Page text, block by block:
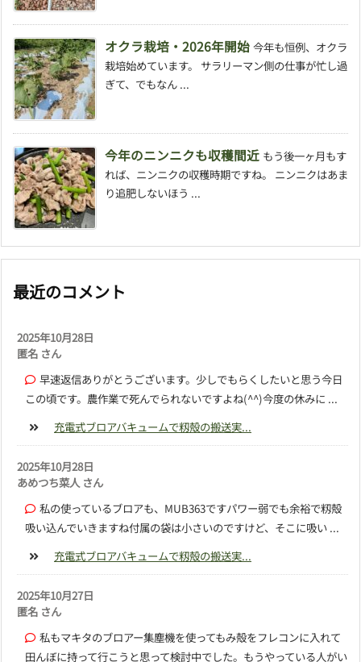
オクラ栽培・2026年開始 今年も恒例、オクラ
栽培始めています。 サラリーマン側の仕事が忙し過
ぎて、でもなん ...
今年のニンニクも収穫間近 もう後一ヶ月もす
れば、ニンニクの収穫時期ですね。 ニンニクはあま
り追肥しないほう ...
最近のコメント
2025年10月28日
匿名 さん
早速返信ありがとうございます。少しでもらくしたいと思う今日
この頃です。農作業で死んでられないですよね(^^)今度の休みに ...
充電式ブロアバキュームで籾殻の搬送実...
2025年10月28日
あめつち菜人 さん
私の使っているブロアも、MUB363ですパワー弱でも余裕で籾殻
吸い込んでいきますね付属の袋は小さいのですけど、そこに吸い ...
充電式ブロアバキュームで籾殻の搬送実...
2025年10月27日
匿名 さん
私もマキタのブロアー集塵機を使ってもみ殻をフレコンに入れて
田んぼに持って行こうと思って検討中でした。もうやっている人がい